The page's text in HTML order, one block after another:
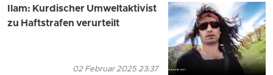
Ilam: Kurdischer Umweltaktivist
zu Haftstrafen verurteilt
02 Februar 2025 23:37